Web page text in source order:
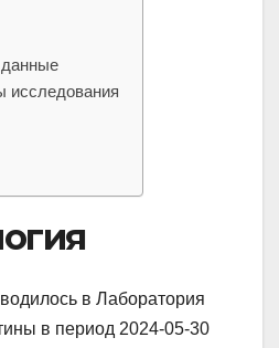
данные
исследования
в Лаборатория
в период 2024-05-30